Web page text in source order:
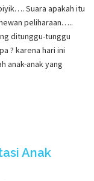
Suara apakah itu
peliharaan…..
ditunggu-tunggu
? karena hari ini
anak-anak yang
Anak